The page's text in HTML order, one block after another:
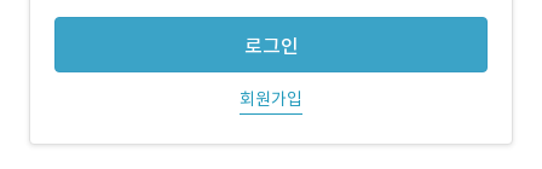
로그인
회원가입